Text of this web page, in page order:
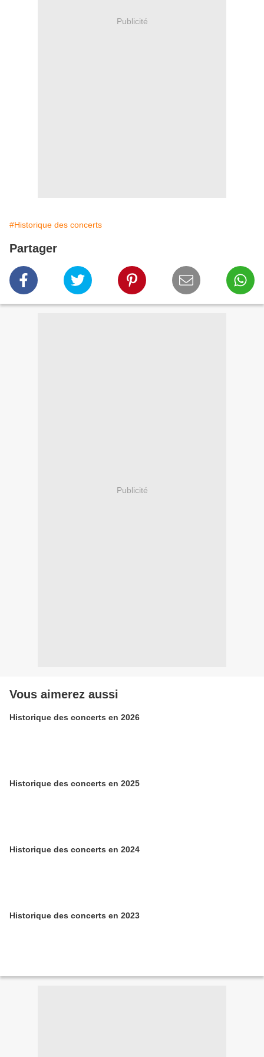
Publicité
#Historique des concerts
Partager
Publicité
Vous aimerez aussi
Historique des concerts en 2026
Historique des concerts en 2025
Historique des concerts en 2024
Historique des concerts en 2023